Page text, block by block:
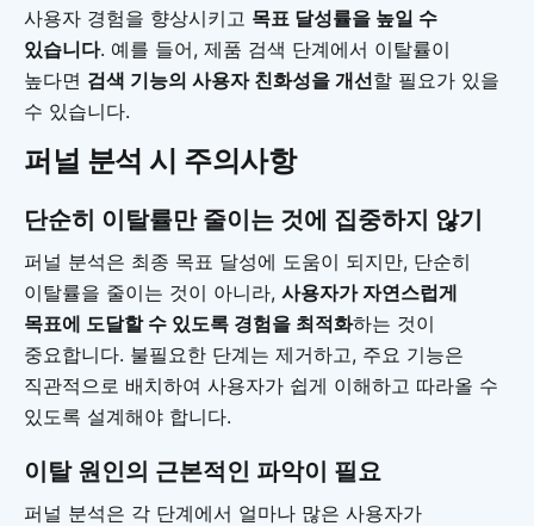
사용자 경험을 향상시키고 목표 달성률을 높일 수
있습니다. 예를 들어, 제품 검색 단계에서 이탈률이
높다면 검색 기능의 사용자 친화성을 개선할 필요가 있을
수 있습니다.
퍼널 분석 시 주의사항
단순히 이탈률만 줄이는 것에 집중하지 않기
퍼널 분석은 최종 목표 달성에 도움이 되지만, 단순히
이탈률을 줄이는 것이 아니라, 사용자가 자연스럽게
목표에 도달할 수 있도록 경험을 최적화하는 것이
중요합니다. 불필요한 단계는 제거하고, 주요 기능은
직관적으로 배치하여 사용자가 쉽게 이해하고 따라올 수
있도록 설계해야 합니다.
이탈 원인의 근본적인 파악이 필요
퍼널 분석은 각 단계에서 얼마나 많은 사용자가